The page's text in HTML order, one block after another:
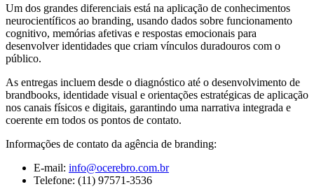
Um dos grandes diferenciais está na aplicação de conhecimentos
neurocientíficos ao branding, usando dados sobre funcionamento
cognitivo, memórias afetivas e respostas emocionais para
desenvolver identidades que criam vínculos duradouros com o
público.
As entregas incluem desde o diagnóstico até o desenvolvimento de
brandbooks, identidade visual e orientações estratégicas de aplicação
nos canais físicos e digitais, garantindo uma narrativa integrada e
coerente em todos os pontos de contato.
Informações de contato da agência de branding:
E-mail: info@ocerebro.com.br
Telefone: (11) 97571-3536